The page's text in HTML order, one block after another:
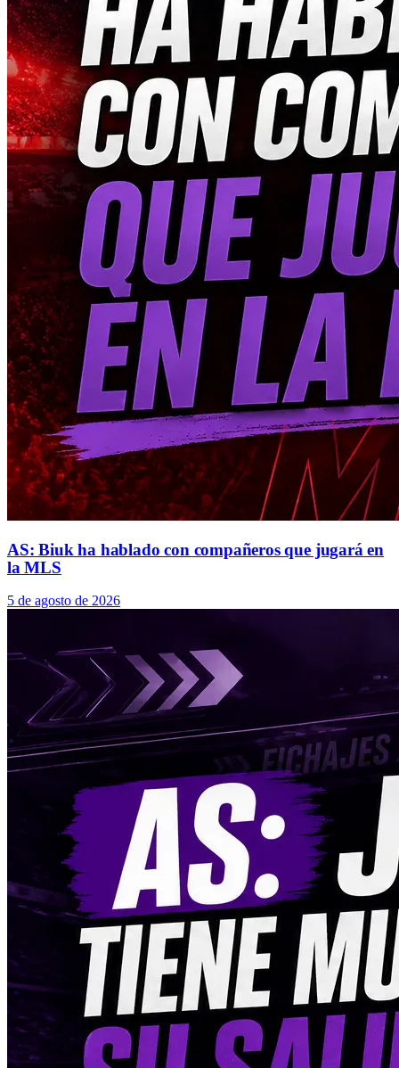
AS: Biuk ha hablado con compañeros que jugará en
la MLS
5 de agosto de 2026